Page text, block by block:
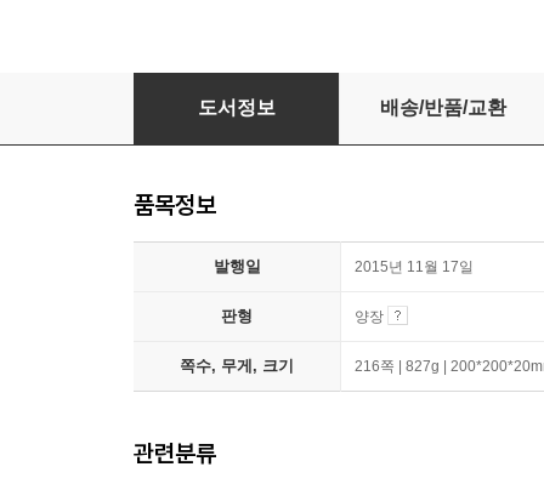
꿈꾸는 현대 미술
도서정보 배송/반품/교환
품목정보
발행일 2015년 11월 17일
판형 양장
쪽수, 무게, 크기 216쪽 | 827g |
관련분류